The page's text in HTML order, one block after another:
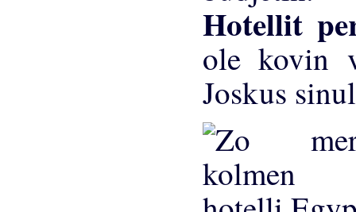
Hotellit
ole kovin
Joskus